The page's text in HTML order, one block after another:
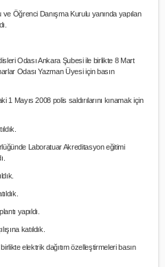
Öğrenci Danışma Kurulu yanında yapılan
Odası Ankara Şubesi ile birlikte 8 Mart
Odası Yazman Üyesi için basın
Mayıs 2008 polis saldırılarını kınamak için
Laboratuar Akreditasyon eğitimi
yapıldı.
katıldık.
elektrik dağıtım özelleştirmeleri basın